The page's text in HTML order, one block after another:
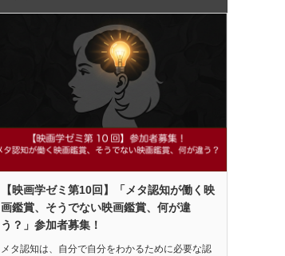
【映画学ゼミ第10回】「メタ認知が働く映
画鑑賞、そうでない映画鑑賞、何が違
う？」参加者募集！
メタ認知は、自分で自分をわかるために必要な認